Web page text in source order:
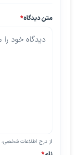
متن دیدگاه*
از درج اطلاعات شخصی،